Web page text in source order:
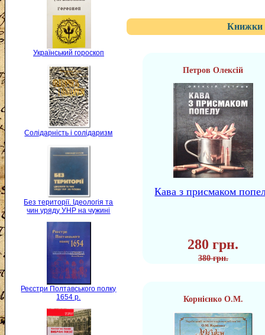
Український гороскоп
Солідарність і солідаризм
Без території. Ідеологія та
чин уряду УНР на чужині
Реєстри Полтавського полку
1654 р.
Книжки
Петров Олексій
Кава з присмаком
280 грн.
380 грн.
Корнієнко О.М.